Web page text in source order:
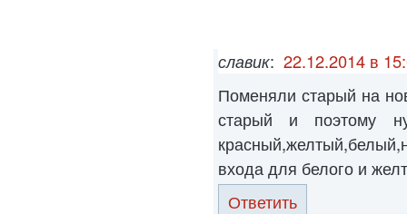
славик: 22.12.2014 в
Поменяли старый на
старый и поэтому
входа для белого и
Ответить